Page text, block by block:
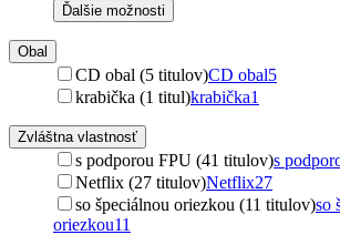
Ďalšie možnosti
Obal
CD obal (5 titulov)CD obal5
krabička (1 titul)krabička1
Zvláštna vlastnosť
s podporou FPU (41 titulov)s
Netflix (27 titulov)Netflix27
so špeciálnou oriezkou (11 titulov)so
oriezkou11